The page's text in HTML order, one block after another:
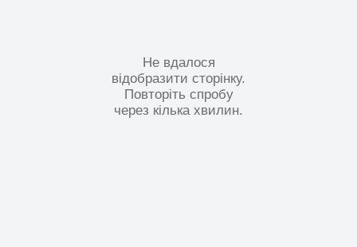
Не вдалося
відобразити сторінку.
Повторіть спробу
через кілька хвилин.